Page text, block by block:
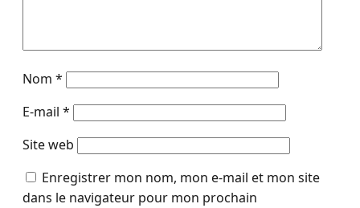
Nom *
E-mail *
Site web
Enregistrer mon nom, mon e-mail et mon site
dans le navigateur pour mon prochain